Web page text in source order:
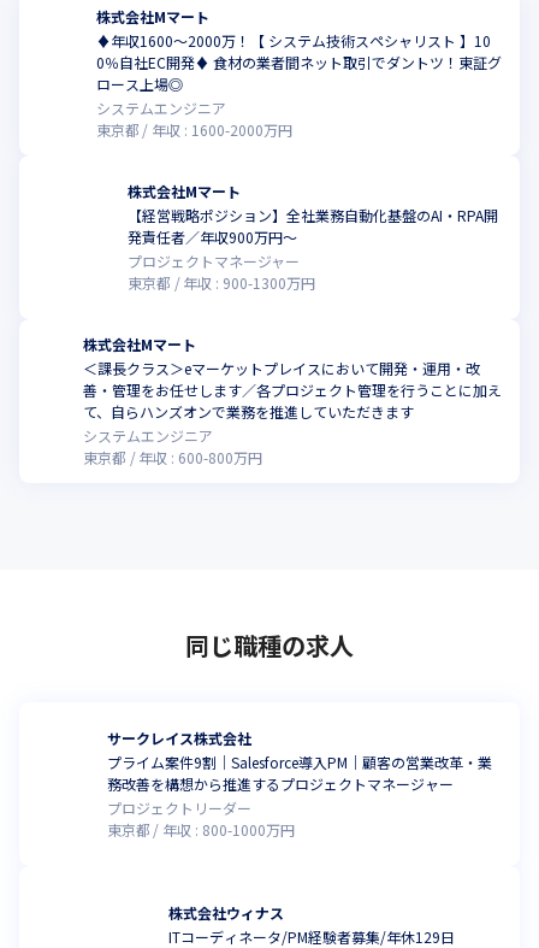
株式会社Mマート
♦年収1600～2000万！【 システム技術スペシャリスト 】10
0％自社EC開発♦ 食材の業者間ネット取引でダントツ！東証グ
ロース上場◎
システムエンジニア
東京都
年収 : 1600-2000万円
株式会社Mマート
【経営戦略ポジション】全社業務自動化基盤のAI・RPA開
発責任者／年収900万円～
プロジェクトマネージャー
東京都
年収 : 900-1300万円
株式会社Mマート
＜課長クラス＞eマーケットプレイスにおいて開発・運用・改
善・管理をお任せします／各プロジェクト管理を行うことに加え
て、自らハンズオンで業務を推進していただきます
システムエンジニア
東京都
年収 : 600-800万円
同じ職種の求人
サークレイス株式会社
プライム案件9割｜Salesforce導入PM｜顧客の営業改革・業
務改善を構想から推進するプロジェクトマネージャー
プロジェクトリーダー
東京都
年収 : 800-1000万円
株式会社ウィナス
ITコーディネータ/PM経験者募集/年休129日